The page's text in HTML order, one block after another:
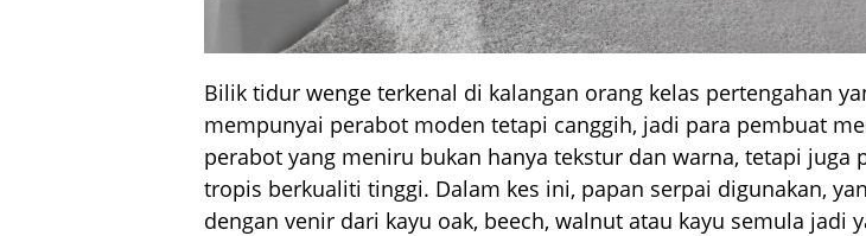
Bilik tidur wenge terkenal di kalangan orang kelas pertengahan
mempunyai perabot moden tetapi canggih, jadi para pembuat
perabot yang meniru bukan hanya tekstur dan warna, tetapi juga
tropis berkualiti tinggi. Dalam kes ini, papan serpai digunakan,
dengan venir dari kayu oak, beech, walnut atau kayu semula jadi